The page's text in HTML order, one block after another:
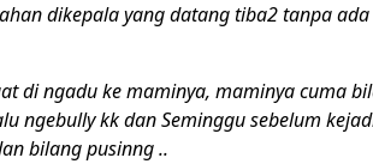
dikepala yang datang tiba2 tanpa
di ngadu ke maminya, maminya cuma
ngebully kk dan Seminggu sebelum
bilang pusinng ..